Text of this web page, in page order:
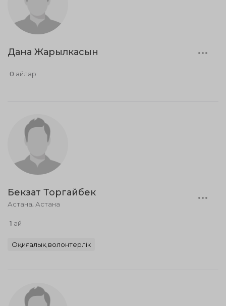
Дана Жарылкасын
0 айлар
Бекзат Торгайбек
Астана, Астана
1 ай
Оқиғалық волонтерлік